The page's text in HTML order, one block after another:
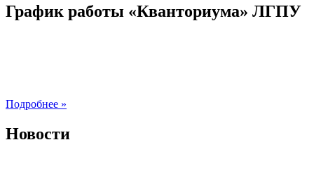
График работы «Кванториума» ЛГПУ
Подробнее »
Новости